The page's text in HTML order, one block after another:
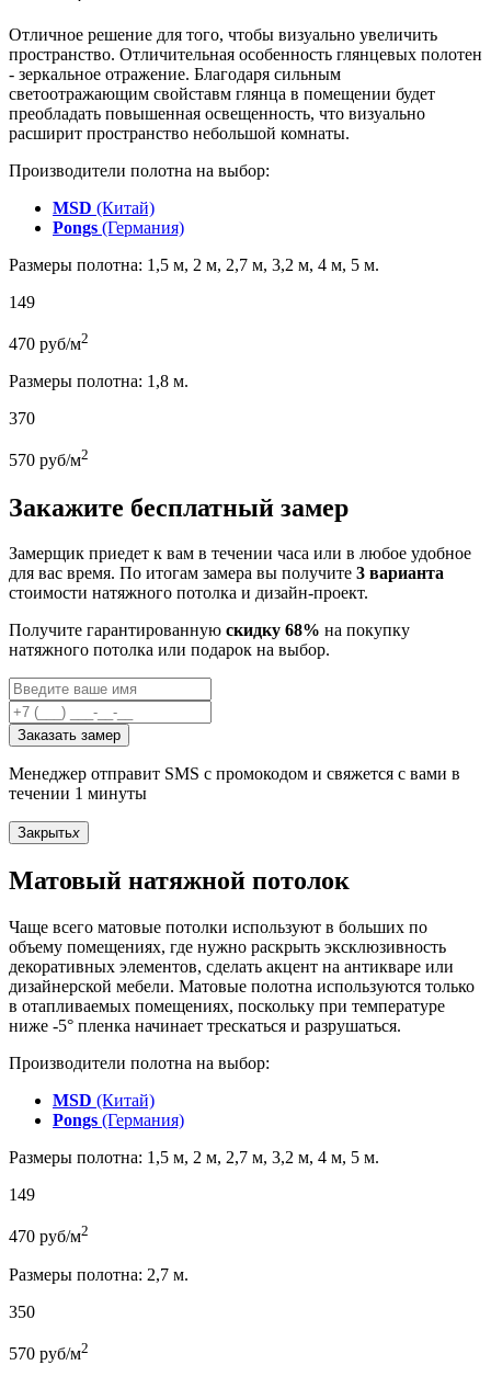
Отличное решение для того, чтобы визуально увеличить
пространство. Отличительная особенность глянцевых полотен
- зеркальное отражение. Благодаря сильным
светоотражающим свойставм глянца в помещении будет
преобладать повышенная освещенность, что визуально
расширит пространство небольшой комнаты.
Производители полотна на выбор:
MSD (Китай)
Pongs (Германия)
Размеры полотна: 1,5 м, 2 м, 2,7 м, 3,2 м, 4 м, 5 м.
149
470 руб/м2
Размеры полотна: 1,8 м.
370
570 руб/м2
Закажите бесплатный замер
Замерщик приедет к вам в течении часа или в любое удобное
для вас время. По итогам замера вы получите 3 варианта
стоимости натяжного потолка и дизайн-проект.
Получите гарантированную скидку 68% на покупку
натяжного потолка или подарок на выбор.
Заказать замер
Менеджер отправит SMS с промокодом и свяжется с вами в
течении 1 минуты
Закрытьx
Матовый натяжной потолок
Чаще всего матовые потолки используют в больших по
объему помещениях, где нужно раскрыть эксклюзивность
декоративных элементов, сделать акцент на антикваре или
дизайнерской мебели. Матовые полотна используются только
в отапливаемых помещениях, поскольку при температуре
ниже -5° пленка начинает трескаться и разрушаться.
Производители полотна на выбор:
MSD (Китай)
Pongs (Германия)
Размеры полотна: 1,5 м, 2 м, 2,7 м, 3,2 м, 4 м, 5 м.
149
470 руб/м2
Размеры полотна: 2,7 м.
350
570 руб/м2